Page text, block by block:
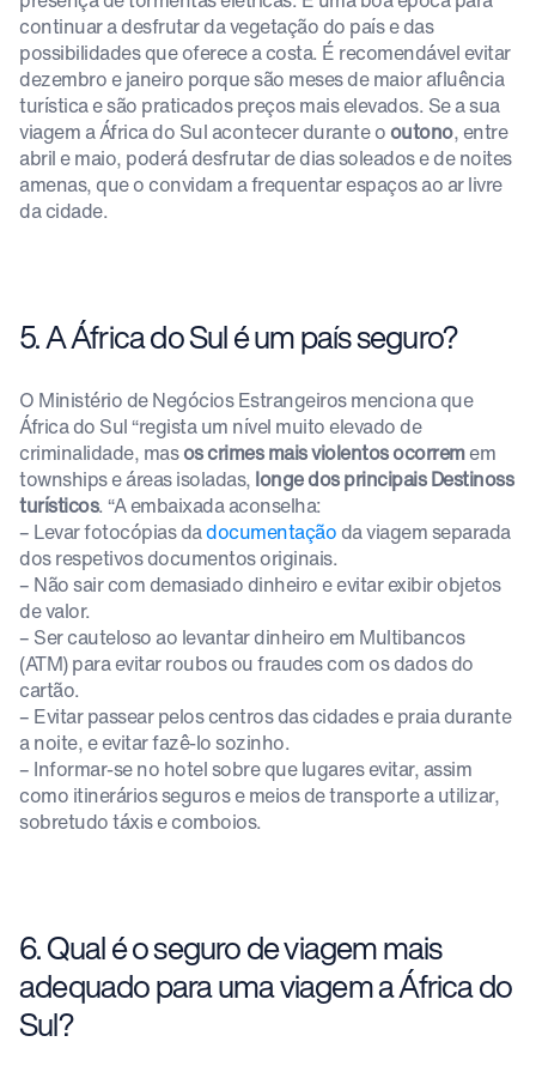
continuar a desfrutar da vegetação do país e das
possibilidades que oferece a costa. É recomendável evitar
dezembro e janeiro porque são meses de maior afluência
turística e são praticados preços mais elevados. Se a sua
viagem a África do Sul acontecer durante o outono, entre
abril e maio, poderá desfrutar de dias soleados e de noites
amenas, que o convidam a frequentar espaços ao ar livre
da cidade.
5. A África do Sul é um país seguro?
O Ministério de Negócios Estrangeiros menciona que
África do Sul “regista um nível muito elevado de
criminalidade, masos crimes mais violentos ocorremem
townships e áreas isoladas, longe dos principais Destinoss
turísticos. “A embaixada aconselha:
– Levar fotocópias dadocumentaçãoda viagem separada
dos respetivos documentos originais.
– Não sair com demasiado dinheiro e evitar exibir objetos
de valor.
– Ser cauteloso ao levantar dinheiro em Multibancos
(ATM) para evitar roubos ou fraudes com os dados do
cartão.
– Evitar passear pelos centros das cidades e praia durante
a noite, e evitar fazê-lo sozinho.
– Informar-se no hotel sobre que lugares evitar, assim
como itinerários seguros e meios de transporte a utilizar,
sobretudo táxis e comboios.
6. Qual é o seguro de viagem mais
adequado para uma viagem a África do
Sul?